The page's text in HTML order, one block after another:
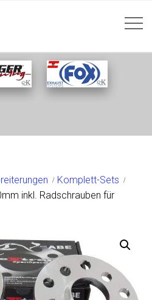
Komplett-Sets
inkl. Radschrauben für